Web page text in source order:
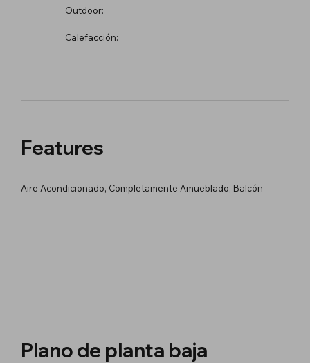
Outdoor:
Calefacción:
Features
Aire Acondicionado, Completamente Amueblado, Balcón
Plano de planta baja